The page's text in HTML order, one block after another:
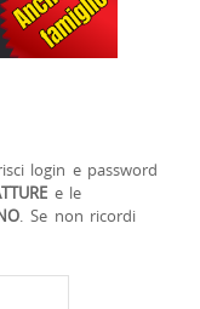
login e password
e le
. Se non ricordi